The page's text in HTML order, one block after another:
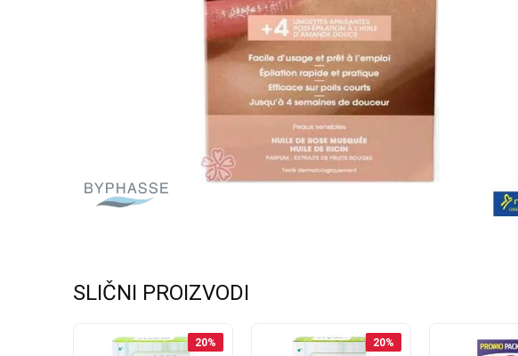
SLIČNI PROIZVODI
20% 20%